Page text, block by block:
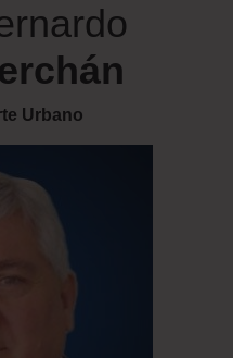
Urbano